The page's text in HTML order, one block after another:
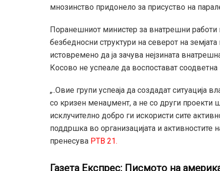
мнозинство придонело за присуство на
Поранешниот министер за внатрешни работи
безбедносни структури на северот на
истовремено да ја зачува нејзината
Косово не успеале да воспостават соодветна
„..Овие групи успеаја да создадат ситуација
со кризен менаџмент, а не со други проекти
исклучително добро ги искористи сите
поддршка во организацијата и активностите
пренесува РТВ 21.
Газета Експрес: Писмото на